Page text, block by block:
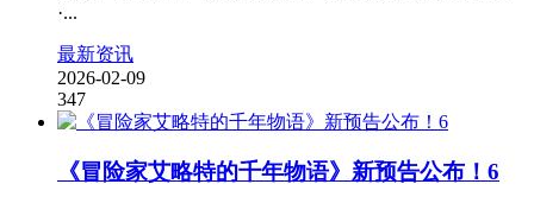
·...
最新资讯
2026-02-09
347
《冒险家艾略特的千年物语》新预告公布！6